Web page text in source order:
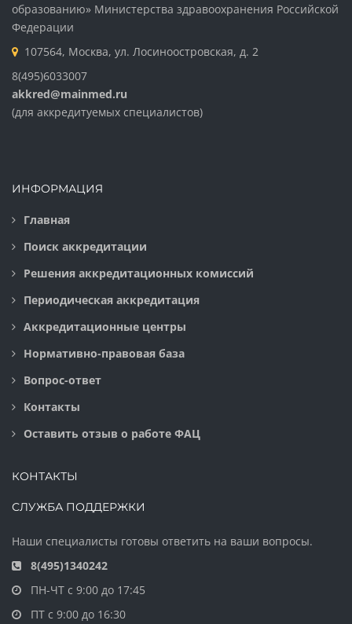
образованию» Министерства здравоохранения Российской
Федерации
107564, Москва, ул. Лосиноостровская, д. 2
8(495)6033007
akkred@mainmed.ru
(для аккредитуемых специалистов)
ИНФОРМАЦИЯ
Главная
Поиск аккредитации
Решения аккредитационных комиссий
Периодическая аккредитация
Аккредитационные центры
Нормативно-правовая база
Вопрос-ответ
Контакты
Оставить отзыв о работе ФАЦ
КОНТАКТЫ
СЛУЖБА ПОДДЕРЖКИ
Наши специалисты готовы ответить на ваши вопросы.
8(495)1340242
ПН-ЧТ с 9:00 до 17:45
ПТ с 9:00 до 16:30